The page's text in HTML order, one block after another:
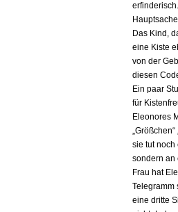
Das Kind,
eine Kiste
von der
diesen
Ein paar
für
Eleonores
sie tut noch
sondern an
Frau hat
Telegramm
eine dritte